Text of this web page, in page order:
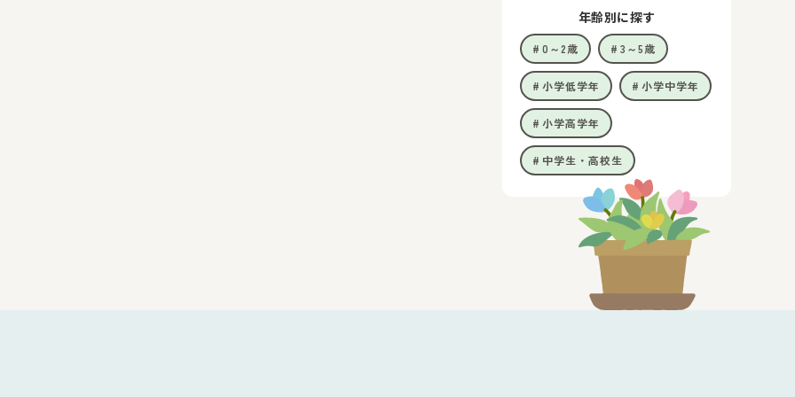
年齢別に探す
0～2歳 3～5歳
小学低学年 小学中学年
小学高学年
中学生・高校生